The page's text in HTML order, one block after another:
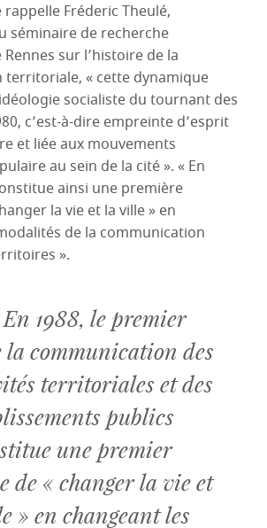
Fréderic Theulé,
séminaire de recherche
sur l’histoire de la
« cette dynamique
socialiste du tournant des
c’est-à-dire empreinte d’esprit
et liée aux mouvements
au sein de la cité ». « En
ainsi une première
la vie et la ville » en
de la communication
».
1988, le premier
la communication des
territoriales et des
publics
une premier
de « changer la vie et
» en changeant les